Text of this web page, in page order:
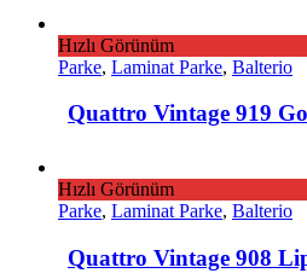
Hızlı Görünüm
Parke, Laminat Parke, Balterio
Quattro Vintage 919
Hızlı Görünüm
Parke, Laminat Parke, Balterio
Quattro Vintage 908